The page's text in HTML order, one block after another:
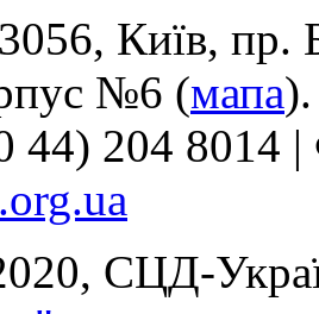
Київ, пр.
№6 (мапа).
44) 204 8014
СЦД-